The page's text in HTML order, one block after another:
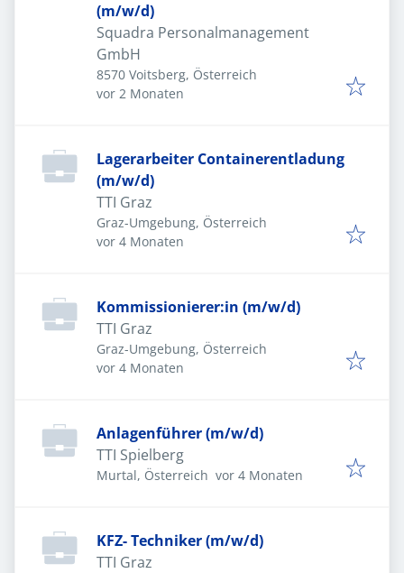
(m/w/d)
Squadra Personalmanagement
GmbH
8570 Voitsberg, Österreich
Veröffentlicht:
vor 2 Monaten
Lagerarbeiter Containerentladung
(m/w/d)
TTI Graz
Graz-Umgebung, Österreich
Veröffentlicht:
vor 4 Monaten
Kommissionierer:in (m/w/d)
TTI Graz
Graz-Umgebung, Österreich
Veröffentlicht:
vor 4 Monaten
Anlagenführer (m/w/d)
TTI Spielberg
Murtal, Österreich Veröffentlicht:
vor 4 Monaten
KFZ- Techniker (m/w/d)
TTI Graz